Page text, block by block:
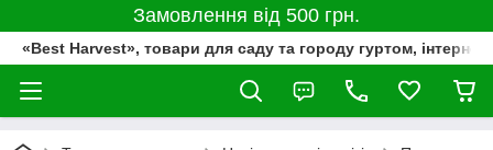
Замовлення від 500 грн.
«Best Harvest», товари для саду та городу гуртом,